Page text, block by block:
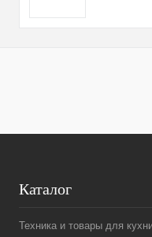
Каталог
Техника и товары для